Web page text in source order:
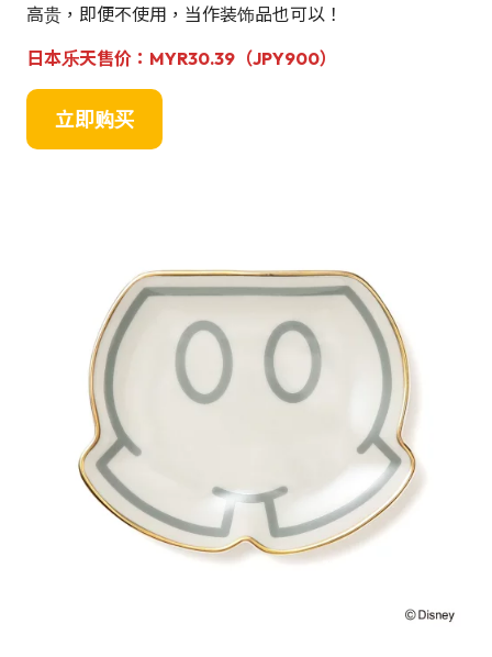
高贵，即便不使用，当作装饰品也可以！
日本乐天售价：MYR30.39（JPY900）
立即购买